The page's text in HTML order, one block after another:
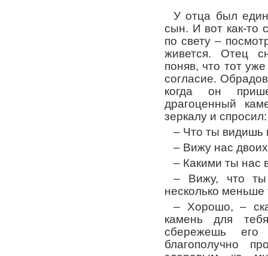
У отца был
сын. И вот как-то
по свету –
живется. Отец
поняв, что тот
согласие.
когда он
драгоценный
зеркалу и спросил:
– Что ты видишь
– Вижу нас
– Какими ты нас
– Вижу, что
несколько меньше
– Хорошо, –
камень для
сбережешь
благополучно